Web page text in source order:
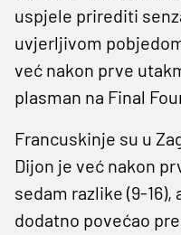
uspjele prirediti
uvjerljivom
već nakon prve
plasman na Final
Francuskinje su u
Dijon je već nakon
sedam razlike (9-
dodatno povećao